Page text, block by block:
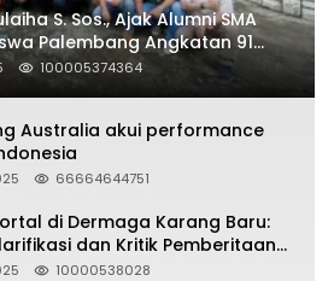
S. Sos., Ajak Alumni SMA
Palembang Angkatan 91
100005374364
Australia akui performance
66664644751
di Dermaga Karang Baru:
dan Kritik Pemberitaan
Akurat10000538028